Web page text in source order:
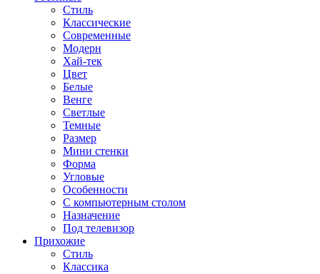
Стиль
Классические
Современные
Модерн
Хай-тек
Цвет
Белые
Венге
Светлые
Темные
Размер
Мини стенки
Форма
Угловые
Особенности
С компьютерным столом
Назначение
Под телевизор
Прихожие
Стиль
Классика